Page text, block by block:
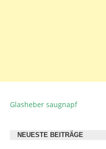
BEITRAGSNAVIGATION
Glasheber saugnapf
NEUESTE BEITRÄGE